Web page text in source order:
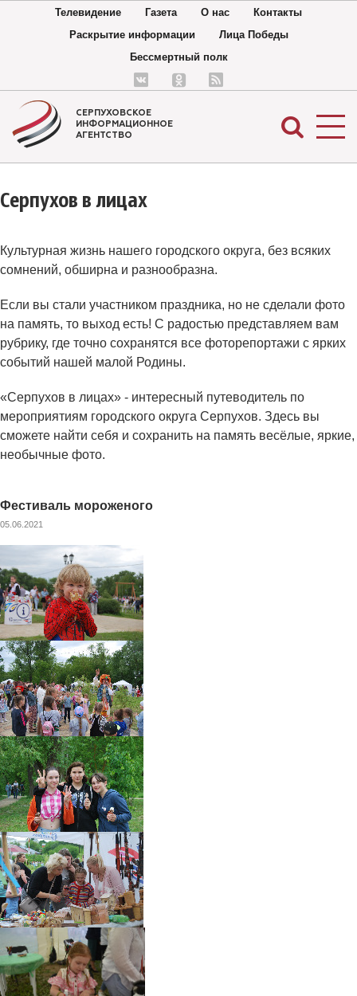
Телевидение Газета О нас
Контакты
Раскрытие информации
Лица Победы
Бессмертный полк
СЕРПУХОВСКОЕ
ИНФОРМАЦИОННОЕ
АГЕНТСТВО
Серпухов в лицах
Культурная жизнь нашего городского округа, без всяких
сомнений, обширна и разнообразна.
Если вы стали участником праздника, но не сделали фото
на память, то выход есть! С радостью представляем вам
рубрику, где точно сохранятся все фоторепортажи с ярких
событий нашей малой Родины.
«Серпухов в лицах» - интересный путеводитель по
мероприятиям городского округа Серпухов. Здесь вы
сможете найти себя и сохранить на память весёлые, яркие,
необычные фото.
Фестиваль мороженого
05.06.2021